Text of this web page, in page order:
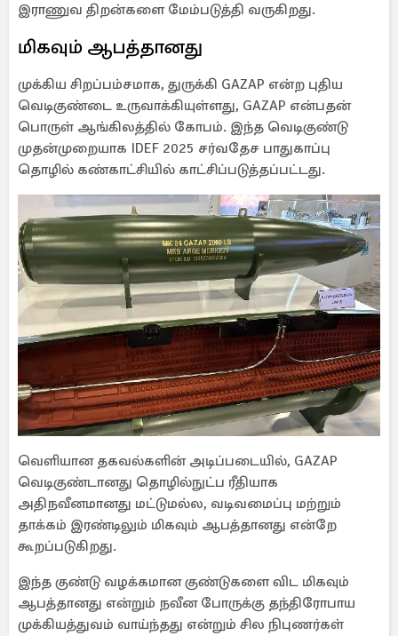
இராணுவ திறன்களை மேம்படுத்தி வருகிறது.
மிகவும் ஆபத்தானது
முக்கிய சிறப்பம்சமாக, துருக்கி GAZAP என்ற புதிய
வெடிகுண்டை உருவாக்கியுள்ளது, GAZAP என்பதன்
பொருள் ஆங்கிலத்தில் கோபம். இந்த வெடிகுண்டு
முதன்முறையாக IDEF 2025 சர்வதேச பாதுகாப்பு
தொழில் கண்காட்சியில் காட்சிப்படுத்தப்பட்டது.
வெளியான தகவல்களின் அடிப்படையில், GAZAP
வெடிகுண்டானது தொழில்நுட்ப ரீதியாக
அதிநவீனமானது மட்டுமல்ல, வடிவமைப்பு மற்றும்
தாக்கம் இரண்டிலும் மிகவும் ஆபத்தானது என்றே
கூறப்படுகிறது.
இந்த குண்டு வழக்கமான குண்டுகளை விட மிகவும்
ஆபத்தானது என்றும் நவீன போருக்கு தந்திரோபாய
முக்கியத்துவம் வாய்ந்தது என்றும் சில நிபுணர்கள்